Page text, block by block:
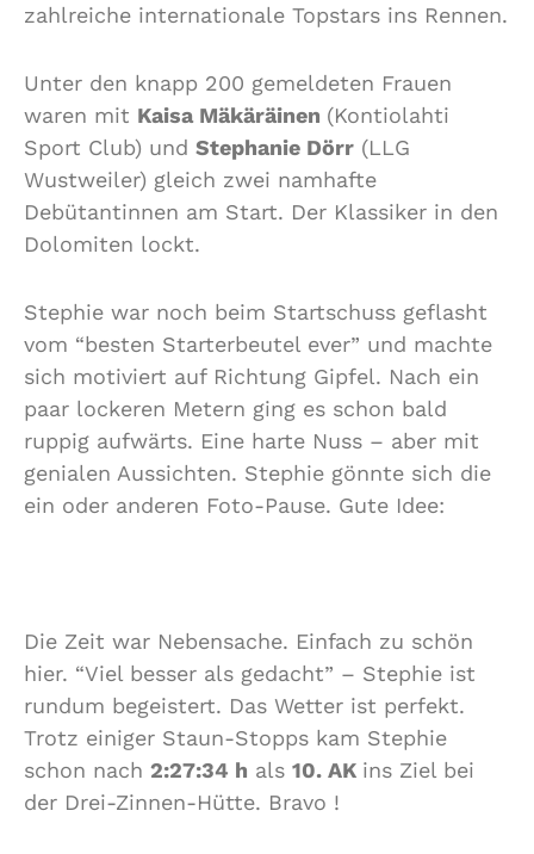
zahlreiche internationale Topstars ins Rennen.
Unter den knapp 200 gemeldeten Frauen
waren mit Kaisa Mäkäräinen (Kontiolahti
Sport Club) und Stephanie Dörr (LLG
Wustweiler) gleich zwei namhafte
Debütantinnen am Start. Der Klassiker in den
Dolomiten lockt.
Stephie war noch beim Startschuss geflasht
vom “besten Starterbeutel ever” und machte
sich motiviert auf Richtung Gipfel. Nach ein
paar lockeren Metern ging es schon bald
ruppig aufwärts. Eine harte Nuss – aber mit
genialen Aussichten. Stephie gönnte sich die
ein oder anderen Foto-Pause. Gute Idee:
Die Zeit war Nebensache. Einfach zu schön
hier. “Viel besser als gedacht” – Stephie ist
rundum begeistert. Das Wetter ist perfekt.
Trotz einiger Staun-Stopps kam Stephie
schon nach 2:27:34 h als 10. AK ins Ziel bei
der Drei-Zinnen-Hütte. Bravo !